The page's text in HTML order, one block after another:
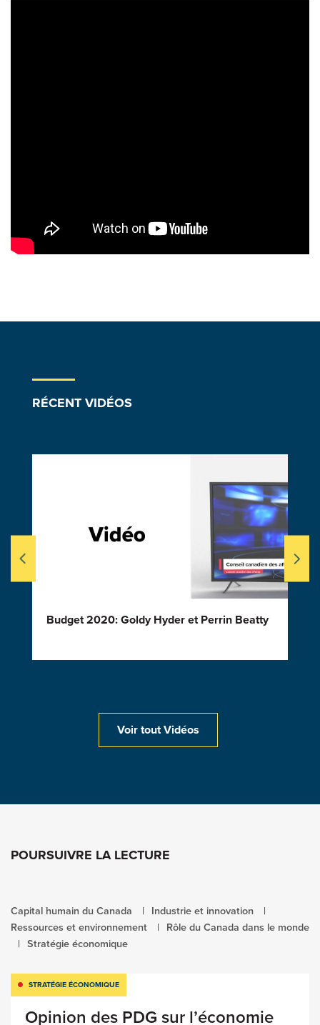
RÉCENT VIDÉOS
Budget 2020: Goldy Hyder et Perrin Beatty
Voir tout Vidéos
POURSUIVRE LA LECTURE
Capital humain du Canada
Industrie et innovation
Ressources et environnement
Rôle du Canada dans le monde
Stratégie économique
STRATÉGIE ÉCONOMIQUE
Opinion des PDG sur l’économie